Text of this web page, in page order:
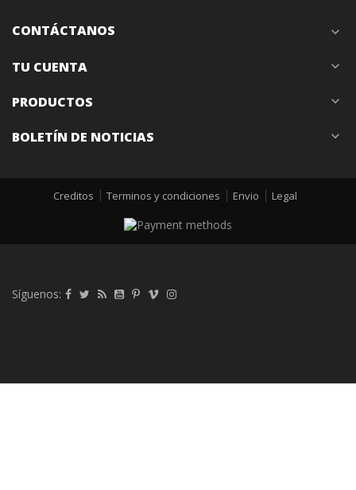
CONTÁCTANOS expand_more
TU CUENTA expand_more
PRODUCTOS expand_more
BOLETÍN DE NOTICIAS expand_more
Creditos Terminos y condiciones Envio Legal
Síguenos: